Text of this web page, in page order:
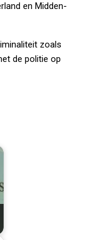
en Midden-
zoals
de politie op